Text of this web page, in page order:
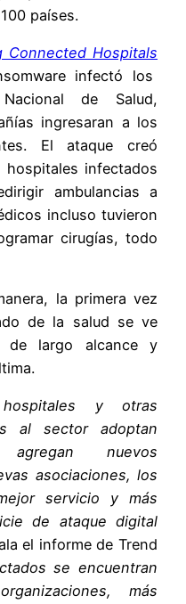
países.
Connected Hospitals
infectó los
de Salud,
ingresaran a los
El ataque creó
infectados
ambulancias a
incluso tuvieron
cirugías, todo
la primera vez
de la salud se ve
de largo alcance y
y otras
al sector adoptan
agregan nuevos
asociaciones, los
servicio y más
de ataque digital
el informe de Trend
se encuentran
más